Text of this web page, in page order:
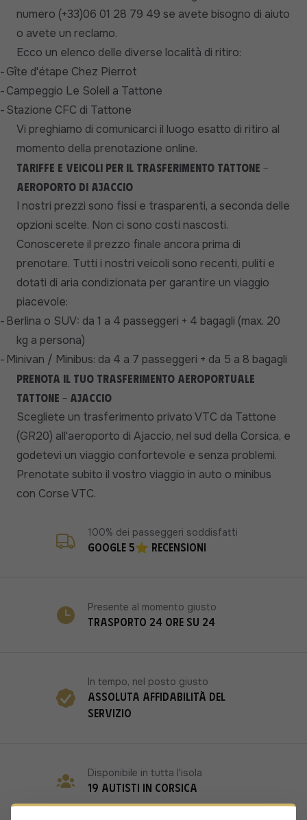
numero (+33)06 01 28 79 49 se avete bisogno di aiuto
o avete un reclamo.
Ecco un elenco delle diverse località di ritiro:
-Gîte d'étape Chez Pierrot
-Campeggio Le Soleil a Tattone
-Stazione CFC di Tattone
Vi preghiamo di comunicarci il luogo esatto di ritiro al
momento della prenotazione online.
Tariffe e veicoli per il trasferimento Tattone -
Aeroporto di Ajaccio
I nostri prezzi sono fissi e trasparenti, a seconda delle
opzioni scelte. Non ci sono costi nascosti.
Conoscerete il prezzo finale ancora prima di
prenotare. Tutti i nostri veicoli sono recenti, puliti e
dotati di aria condizionata per garantire un viaggio
piacevole:
- Berlina o SUV: da 1 a 4 passeggeri + 4 bagagli (max. 20
kg a persona)
- Minivan / Minibus: da 4 a 7 passeggeri + da 5 a 8 bagagli
Prenota il tuo trasferimento aeroportuale
Tattone - Ajaccio
Scegliete un trasferimento privato VTC da Tattone
(GR20) all'aeroporto di Ajaccio, nel sud della Corsica, e
godetevi un viaggio confortevole e senza problemi.
Prenotate subito il vostro viaggio in auto o minibus
con Corse VTC.
Google 5⭐ recensioni
100% dei passeggeri soddisfatti
Trasporto 24 ore su 24
Presente al momento giusto
Assoluta affidabilità del
servizio
In tempo, nel posto giusto
19 autisti in Corsica
Disponibile in tutta l'isola